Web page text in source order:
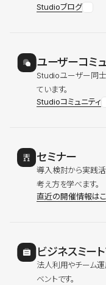
Studioブログ
ユーザーコミ
Studioユーザー同士
ています。
Studioコミュニティ
セミナー
導入検討から実践
考え方を学べます。
直近の開催情報は
ビジネスミー
法人利用やチーム
ベントです。